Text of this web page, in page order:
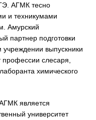
АГМК тесно
и техникумами
Амурский
партнер подготовки
учреждении выпускники
слесаря,
химического
является
университет